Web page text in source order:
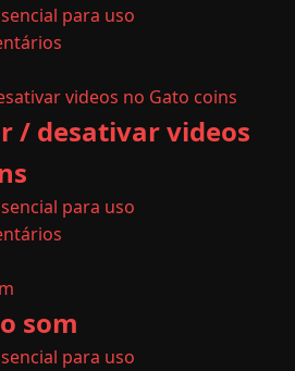
para uso
/ desativar videos
para uso
som
para uso